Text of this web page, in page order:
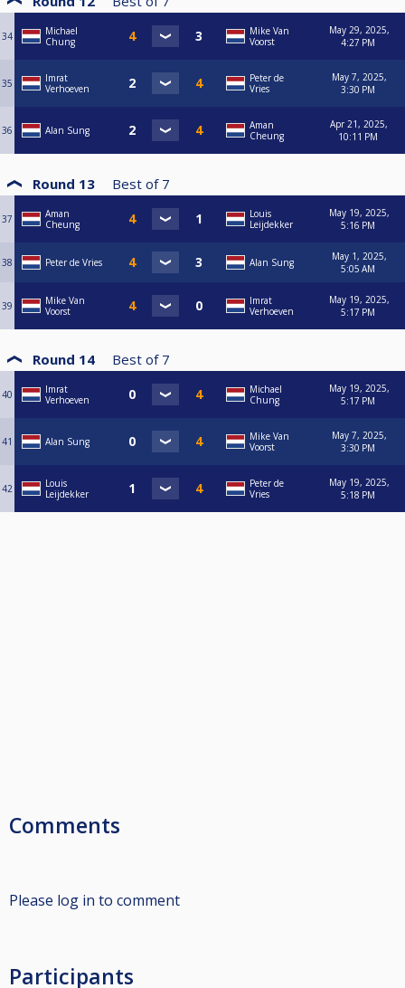
34
Michael
Chung
Mike Van
Voorst
May 29, 2025,
4:27 PM
35
Imrat
Verhoeven
Peter de
Vries
May 7, 2025,
3:30 PM
36 Alan Sung
Aman
Cheung
Apr 21, 2025,
10:11 PM
Round 13 Best of 7
37
Aman
Cheung
Louis
Leijdekker
May 19, 2025,
5:16 PM
38 Peter de Vries Alan Sung
May 1, 2025,
5:05 AM
39
Mike Van
Voorst
Imrat
Verhoeven
May 19, 2025,
5:17 PM
Round 14 Best of 7
40
Imrat
Verhoeven
Michael
Chung
May 19, 2025,
5:17 PM
41 Alan Sung
Mike Van
Voorst
May 7, 2025,
3:30 PM
42
Louis
Leijdekker
Peter de
Vries
May 19, 2025,
5:18 PM
Comments
Please log in to comment
Participants